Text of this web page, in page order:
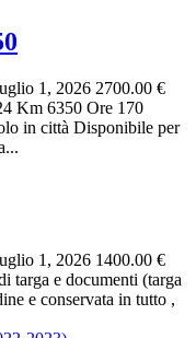
1, 2026 2700.00 €
Km 6350 Ore 170
in città Disponibile per
1, 2026 1400.00 €
targa e documenti (targa
e conservata in tutto ,